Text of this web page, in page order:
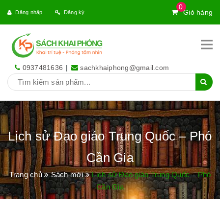
0
Giỏ hàng
Đăng nhập Đăng ký
0937481636 | sachkhaiphong@gmail.com
Lịch sử Đạo giáo Trung Quốc – Phó
Cần Gia
Trang chủ Sách mới
Lịch sử Đạo giáo Trung Quốc – Phó
Cần Gia